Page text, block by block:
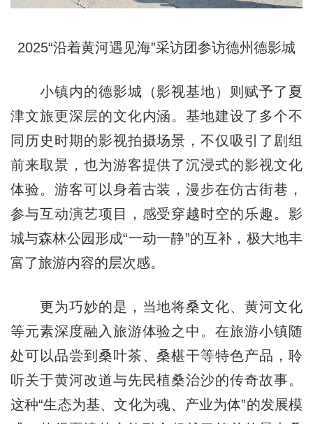
2025“沿着黄河遇见海”采访团参访德州德影城
小镇内的德影城（影视基地）则赋予了夏
津文旅更深层的文化内涵。基地建设了多个不
同历史时期的影视拍摄场景，不仅吸引了剧组
前来取景，也为游客提供了沉浸式的影视文化
体验。游客可以身着古装，漫步在仿古街巷，
参与互动演艺项目，感受穿越时空的乐趣。影
城与森林公园形成“一动一静”的互补，极大地丰
富了旅游内容的层次感。
更为巧妙的是，当地将桑文化、黄河文化
等元素深度融入旅游体验之中。在旅游小镇随
处可以品尝到桑叶茶、桑椹干等特色产品，聆
听关于黄河改道与先民植桑治沙的传奇故事。
这种“生态为基、文化为魂、产业为体”的发展模